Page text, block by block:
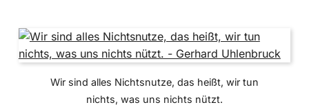
Wir sind alles Nichtsnutze, das heißt, wir tun
nichts, was uns nichts nützt.